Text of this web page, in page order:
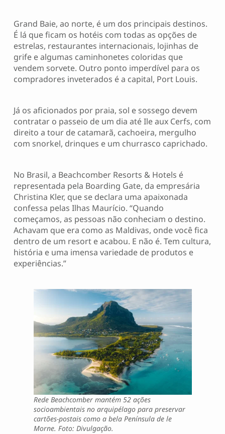
Grand Baie, ao norte, é um dos principais destinos.
É lá que ficam os hotéis com todas as opções de
estrelas, restaurantes internacionais, lojinhas de
grife e algumas caminhonetes coloridas que
vendem sorvete. Outro ponto imperdível para os
compradores inveterados é a capital, Port Louis.
Já os aficionados por praia, sol e sossego devem
contratar o passeio de um dia até Ile aux Cerfs, com
direito a tour de catamarã, cachoeira, mergulho
com snorkel, drinques e um churrasco caprichado.
No Brasil, a Beachcomber Resorts & Hotels é
representada pela Boarding Gate, da empresária
Christina Kler, que se declara uma apaixonada
confessa pelas Ilhas Maurício. “Quando
começamos, as pessoas não conheciam o destino.
Achavam que era como as Maldivas, onde você fica
dentro de um resort e acabou. E não é. Tem cultura,
história e uma imensa variedade de produtos e
experiências.”
Rede Beachcomber mantém 52 ações
socioambientais no arquipélago para preservar
cartões-postais como a bela Península de le
Morne. Foto: Divulgação.